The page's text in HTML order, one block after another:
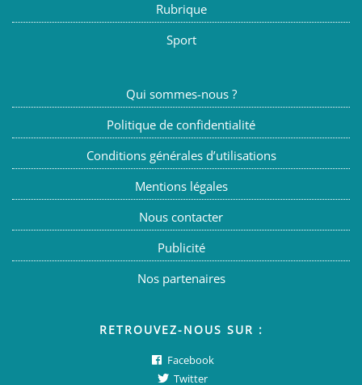
Rubrique
Sport
Qui sommes-nous ?
Politique de confidentialité
Conditions générales d’utilisations
Mentions légales
Nous contacter
Publicité
Nos partenaires
RETROUVEZ-NOUS SUR :
Facebook
Twitter